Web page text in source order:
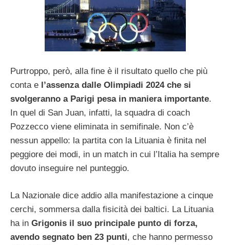
Purtroppo, però, alla fine è il risultato quello che più
conta e l’assenza dalle Olimpiadi 2024 che si
svolgeranno a Parigi pesa in maniera importante.
In quel di San Juan, infatti, la squadra di coach
Pozzecco viene eliminata in semifinale. Non c’è
nessun appello: la partita con la Lituania è finita nel
peggiore dei modi, in un match in cui l’Italia ha sempre
dovuto inseguire nel punteggio.
La Nazionale dice addio alla manifestazione a cinque
cerchi, sommersa dalla fisicità dei baltici. La Lituania
ha in Grigonis il suo principale punto di forza,
avendo segnato ben 23 punti, che hanno permesso